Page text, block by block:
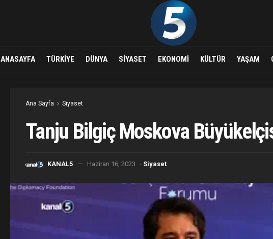
ANASAYFA TÜRKIYE DÜNYA SIYASET EKONOMI KÜLTÜR YAŞAM
Ana Sayfa Siyaset
Tanju Bilgiç Moskova
KANAL5 Haziran 16, 2023 · Siyaset